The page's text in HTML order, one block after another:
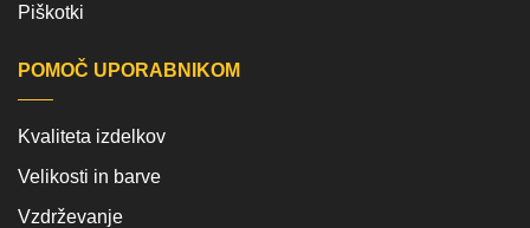
Piškotki
POMOČ UPORABNIKOM
Kvaliteta izdelkov
Velikosti in barve
Vzdrževanje